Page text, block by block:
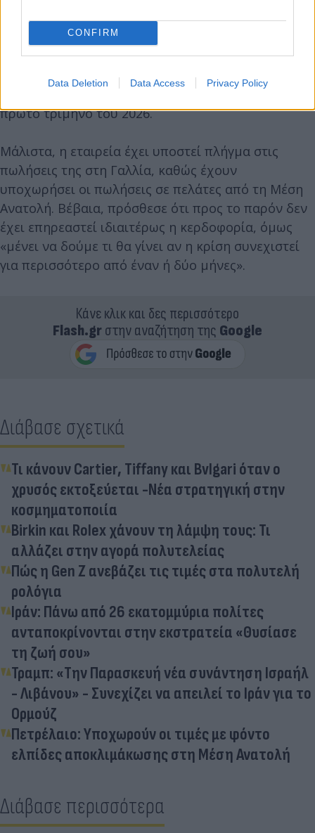
CONFIRM
Data Deletion Data Access Privacy Policy
αναταραχές.
Ο Eric du Halgouët, οικονομικός διευθυντής της
Hermes, δήλωσε ότι οι πωλήσεις της εταιρείας στη
Μέση Ανατολή υποχώρησαν κατά 6% κατά το
πρώτο τρίμηνο του 2026.
Μάλιστα, η εταιρεία έχει υποστεί πλήγμα στις
πωλήσεις της στη Γαλλία, καθώς έχουν
υποχωρήσει οι πωλήσεις σε πελάτες από τη Μέση
Ανατολή. Βέβαια, πρόσθεσε ότι προς το παρόν δεν
έχει επηρεαστεί ιδιαιτέρως η κερδοφορία, όμως
«μένει να δούμε τι θα γίνει αν η κρίση συνεχιστεί
για περισσότερο από έναν ή δύο μήνες».
Κάνε κλικ και δες περισσότερο
Flash.grστην αναζήτηση της Google
Διάβασε σχετικά
Τι κάνουν Cartier, Tiffany και Bvlgari όταν ο
χρυσός εκτοξεύεται -Νέα στρατηγική στην
κοσμηματοποιία
Birkin και Rolex χάνουν τη λάμψη τους: Τι
αλλάζει στην αγορά πολυτελείας
Πώς η Gen Z ανεβάζει τις τιμές στα πολυτελή
ρολόγια
Ιράν: Πάνω από 26 εκατομμύρια πολίτες
ανταποκρίνονται στην εκστρατεία «Θυσίασε
τη ζωή σου»
Τραμπ: «Την Παρασκευή νέα συνάντηση Ισραήλ
- Λιβάνου» - Συνεχίζει να απειλεί το Ιράν για το
Ορμούζ
Πετρέλαιο: Υποχωρούν οι τιμές με φόντο
ελπίδες αποκλιμάκωσης στη Μέση Ανατολή
Διάβασε περισσότερα